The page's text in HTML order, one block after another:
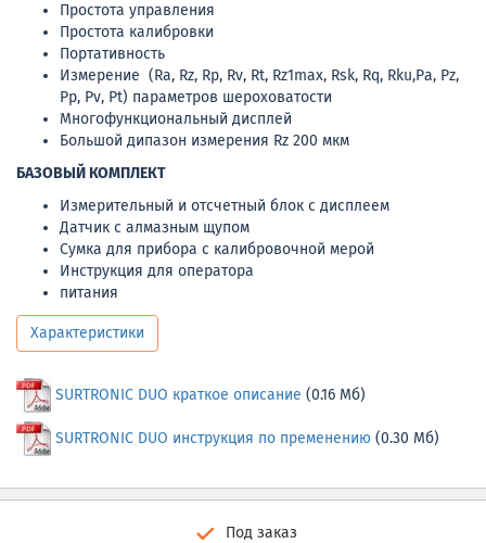
Простота управления
Простота калибровки
Портативность
Измерение (Ra, Rz, Rp, Rv, Rt, Rz1max, Rsk, Rq, Rku,Pa, Pz,
Pp, Pv, Pt) параметров шероховатости
Многофункциональный дисплей
Большой дипазон измерения Rz 200 мкм
БАЗОВЫЙ КОМПЛЕКТ
Измерительный и отсчетный блок с дисплеем
Датчик с алмазным щупом
Сумка для прибора с калибровочной мерой
Инструкция для оператора
питания
Характеристики
SURTRONIC DUO краткое описание (0.16 Мб)
SURTRONIC DUO инструкция по пременению (0.30 Мб)
Под заказ